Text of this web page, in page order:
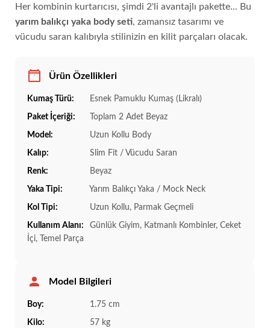
Her kombinin kurtarıcısı, şimdi 2'li avantajlı pakette... Bu
yarım balıkçı yaka body seti, zamansız tasarımı ve
vücudu saran kalıbıyla stilinizin en kilit parçaları olacak.
Ürün Özellikleri
Kumaş Türü: Esnek Pamuklu Kumaş (Likralı)
Paket İçeriği: Toplam 2 Adet Beyaz
Model: Uzun Kollu Body
Kalıp: Slim Fit / Vücudu Saran
Renk: Beyaz
Yaka Tipi: Yarım Balıkçı Yaka / Mock Neck
Kol Tipi: Uzun Kollu, Parmak Geçmeli
Kullanım Alanı:
Günlük Giyim, Katmanlı Kombinler, Ceket
İçi, Temel Parça
Model Bilgileri
Boy: 1.75 cm
Kilo: 57 kg